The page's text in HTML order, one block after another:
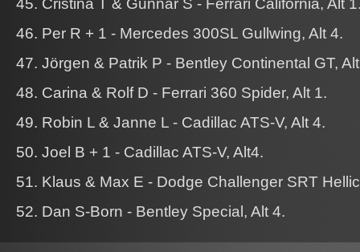
45. Cristina T & Gunnar S - Ferrari California, Alt
46. Per R + 1 - Mercedes 300SL Gullwing, Alt 4.
47. Jörgen & Patrik P - Bentley Continental GT,
48. Carina & Rolf D - Ferrari 360 Spider, Alt 1.
49. Robin L & Janne L - Cadillac ATS-V, Alt 4.
50. Joel B + 1 - Cadillac ATS-V, Alt4.
51. Klaus & Max E - Dodge Challenger SRT
52. Dan S-Born - Bentley Special, Alt 4.